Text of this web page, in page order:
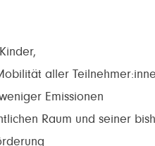
aller
Emissionen
Raum und seiner